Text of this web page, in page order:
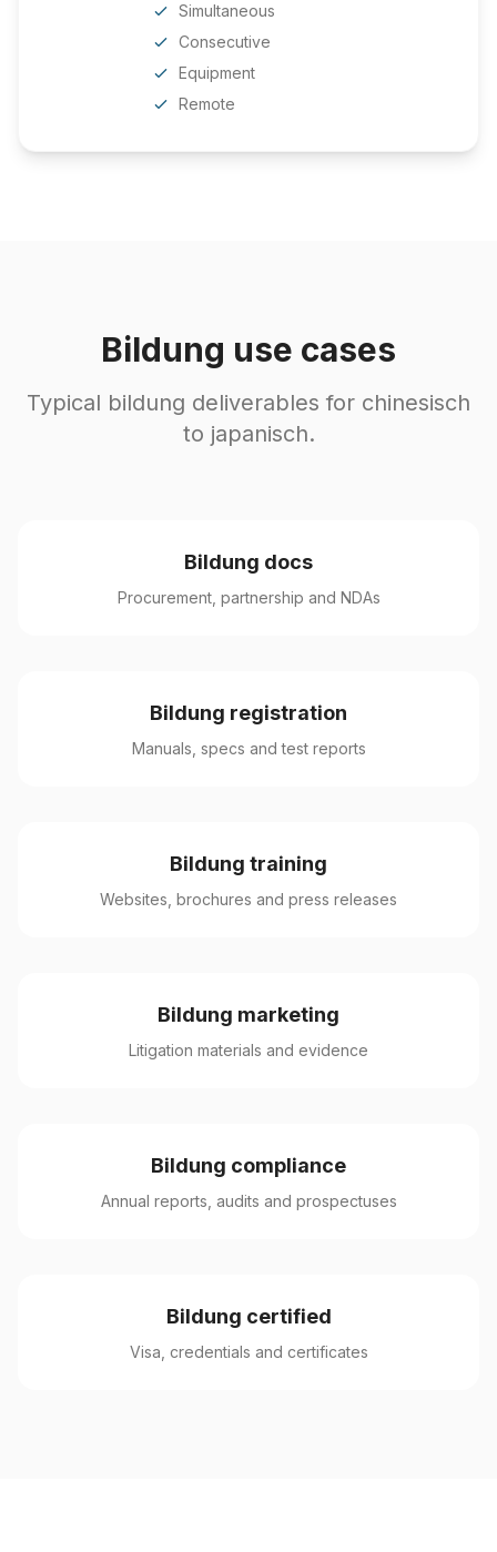
Simultaneous
Consecutive
Equipment
Remote
Bildung use cases
Typical bildung deliverables for chinesisch
to japanisch.
Bildung docs
Procurement, partnership and NDAs
Bildung registration
Manuals, specs and test reports
Bildung training
Websites, brochures and press releases
Bildung marketing
Litigation materials and evidence
Bildung compliance
Annual reports, audits and prospectuses
Bildung certified
Visa, credentials and certificates